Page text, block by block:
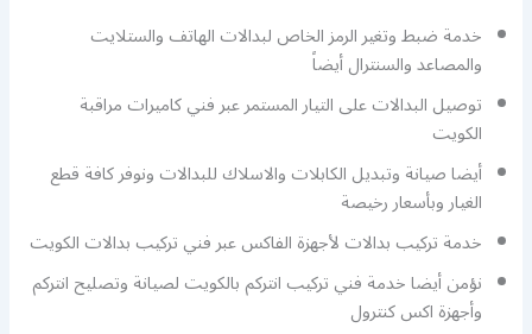
خدمة ضبط وتغير الرمز الخاص لبدالات الهاتف والستلايت
والمصاعد والسنترال أيضاً
توصيل البدالات على التيار المستمر عبر فني كاميرات مراقبة
الكويت
أيضا صيانة وتبديل الكابلات والاسلاك للبدالات ونوفر كافة قطع
الغيار وبأسعار رخيصة
خدمة تركيب بدالات لأجهزة الفاكس عبر فني تركيب بدالات الكويت
نؤمن أيضا خدمة فني تركيب انتركم بالكويت لصيانة وتصليح انتركم
وأجهزة اكس كنترول